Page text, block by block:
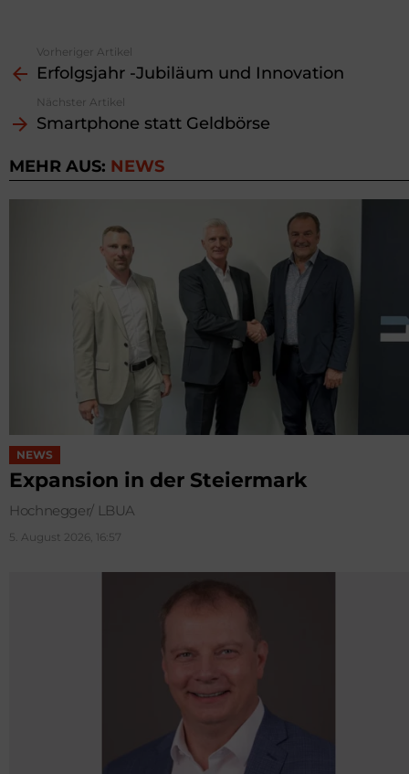
more
Vorheriger Artikel
Erfolgsjahr -Jubiläum und Innovation
Nächster Artikel
Smartphone statt Geldbörse
MEHR AUS: NEWS
NEWS
Expansion in der Steiermark
Hochnegger/ LBUA
5. August 2026, 16:57